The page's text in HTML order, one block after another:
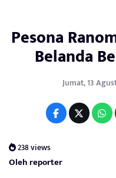
Pesona
Belanda
Jumat, 13
238 views
Oleh reporter